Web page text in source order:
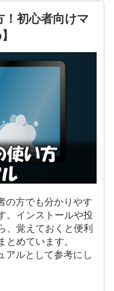
初心者向けマ
の方でも分かりやす
。インストールや投
、覚えておくと便利
とめています。
アルとして参考にし